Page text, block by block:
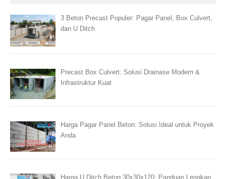
3 Beton Precast Populer: Pagar Panel, Box Culvert,
dan U Ditch
Precast Box Culvert: Solusi Drainase Modern &
Infrastruktur Kuat
Harga Pagar Panel Beton: Solusi Ideal untuk Proyek
Anda
Harga U Ditch Beton 30x30x120: Panduan Lengkap